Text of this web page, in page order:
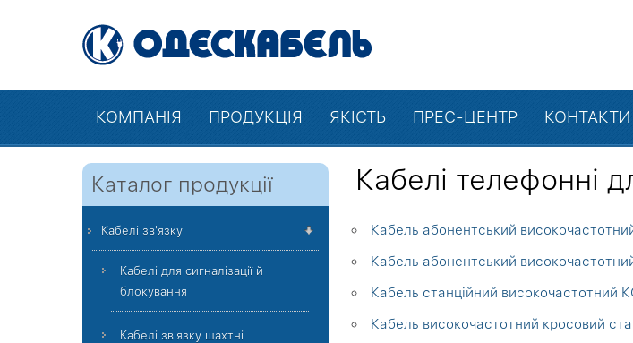
КОМПАНІЯ ПРОДУКЦІЯ ЯКІСТЬ ПРЕС-ЦЕНТР КОНТАКТИ
Каталог продукції
Кабелі зв'язку
Кабелі для сигналізації й
блокування
Кабелі зв'язку шахтні
Кабелі телефонні
Кабель абонентський
Кабель абонентський
Кабель станційний високочастотний
Кабель високочастотний кросовий